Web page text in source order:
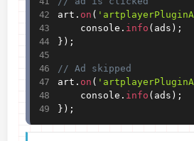
art . on (
    console
. info ( ads ) ;
} ) ;
// Ad skipped
art . on (
    console
. info ( ads ) ;
} ) ;